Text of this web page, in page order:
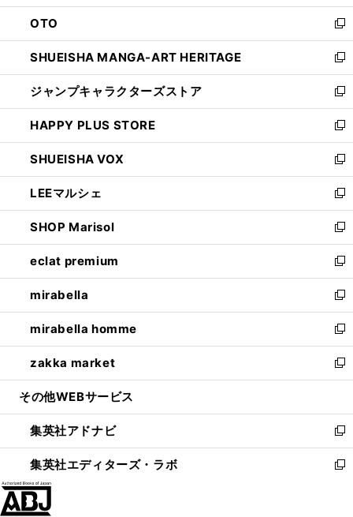
ウ
で
開
く
ン
ド
ウ
で
開
く
OTO
新
し
い
ウ
ィ
ン
ド
ウ
で
開
く
SHUEISHA MANGA-ART HERITAGE
新
し
い
ウ
ィ
ン
ド
ウ
で
開
く
ジャンプキャラクターズストア
新
し
い
ウ
ィ
ン
ド
ウ
で
開
く
HAPPY PLUS STORE
新
し
い
ウ
ィ
ン
ド
ウ
で
開
く
SHUEISHA VOX
新
し
い
ウ
ィ
ン
ド
ウ
で
開
く
LEEマルシェ
新
し
い
ウ
ィ
ン
ド
ウ
で
開
く
SHOP Marisol
新
し
い
ウ
ィ
ン
ド
ウ
で
開
eclat premium
新
し
い
ウ
ィ
ン
ド
ウ
開
く
mirabella
新
し
い
ウ
ィ
ン
ウ
で
開
く
mirabella homme
新
し
い
ウ
ン
ド
ウ
で
zakka market
新
し
ウ
ィ
ン
ド
その他WEBサービス
集英社アドナビ
新
し
い
集英社エディターズ・ラボ
新